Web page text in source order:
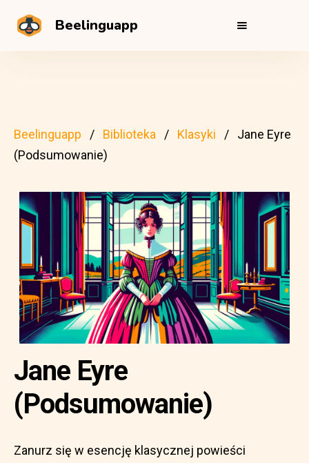
Beelinguapp
Beelinguapp Biblioteka Klasyki
Jane Eyre
(Podsumowanie)
Jane Eyre
(Podsumowanie)
Zanurz się w esencję klasycznej powieści